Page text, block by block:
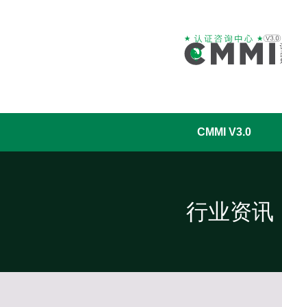
CMMI V3.0
行业资讯